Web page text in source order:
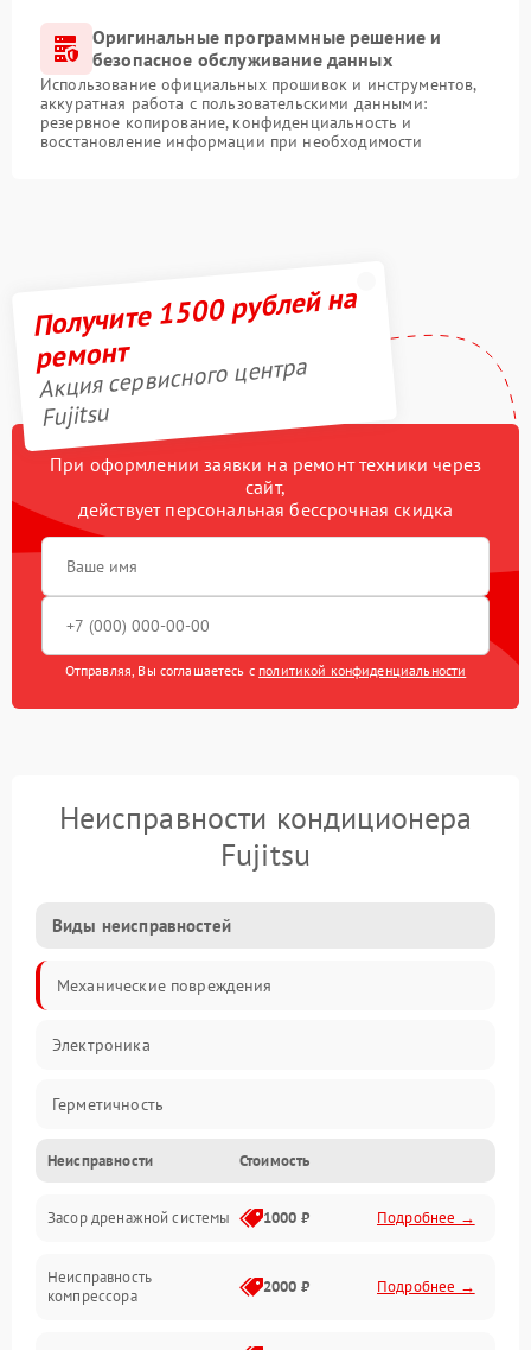
Оригинальные программные решение и
безопасное обслуживание данных
Использование официальных прошивок и инструментов,
аккуратная работа с пользовательскими данными:
резервное копирование, конфиденциальность и
восстановление информации при необходимости
Получите 1500 рублей на
ремонт
Акция сервисного центра
Fujitsu
При оформлении заявки на ремонт техники через
сайт,
действует персональная бессрочная скидка
Отправляя, Вы соглашаетесь с политикой конфиденциальности
Неисправности кондиционера
Fujitsu
Виды неисправностей
Механические повреждения
Электроника
Герметичность
Механика
Управление
Электропитание
Неисправности Стоимость
Засор дренажной системы 1000 ₽ Подробнее →
Неисправность
компрессора
2000 ₽ Подробнее →